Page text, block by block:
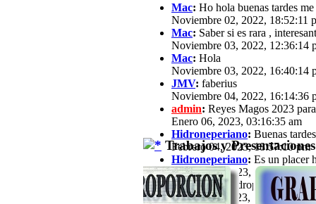
Mac: Ho hola buenas tardes
Noviembre 02, 2022, 18:52:11
Mac: Saber si es rara ,
Noviembre 03, 2022, 12:36:14
Mac: Hola
Noviembre 03, 2022, 16:40:14
JMV: faberius
Noviembre 04, 2022, 16:14:36
admin: Reyes Magos 2023
Enero 06, 2023, 03:16:35 am
Hidroneperiano: Buenas
Febrero 04, 2023, 18:57:10 pm
Hidroneperiano: Es un placer
Febrero 04, 2023, 18:57:33 pm
jfz62:Hola Hidroperiano, Ya
Febrero 11, 2023, 21:03:25 pm
Trabajos y